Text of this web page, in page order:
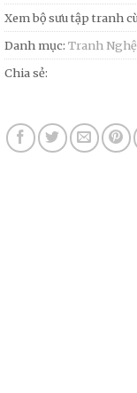
Xem bộ sưu tập tranh
Danh mục: Tranh
Chia sẻ: